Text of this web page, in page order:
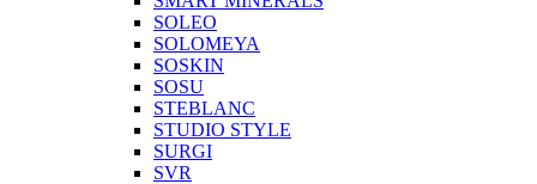
SOLEO
SOLOMEYA
SOSKIN
SOSU
STEBLANC
STUDIO STYLE
SURGI
SVR